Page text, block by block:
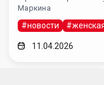
Маркина
#новости
11.04.2026